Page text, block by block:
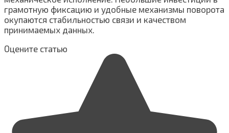
грамотную фиксацию и удобные механизмы поворота
окупаются стабильностью связи и качеством
принимаемых данных.
Оцените статью